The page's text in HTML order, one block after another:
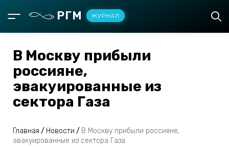
РГМ ЖУРНАЛ
В Москву прибыли
россияне,
эвакуированные из
сектора Газа
Главная / Новости / В Москву прибыли россияне,
эвакуированные из сектора Газа